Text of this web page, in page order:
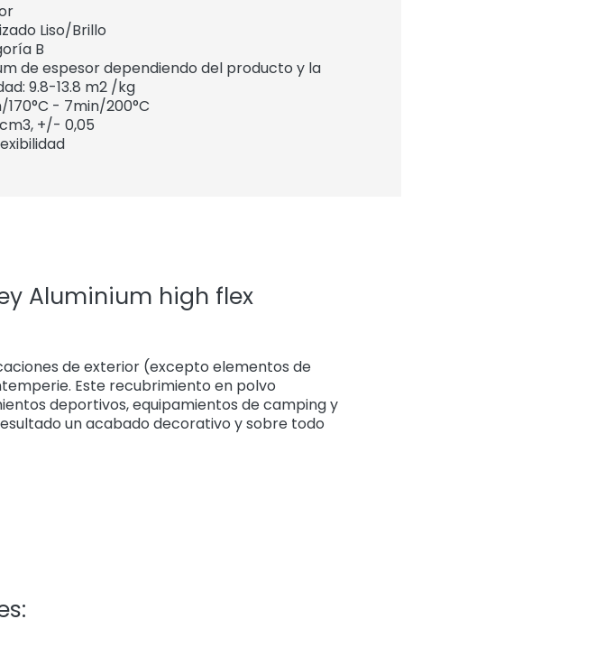
Liso/Brillo
B
de espesor dependiendo del producto y la
9.8-13.8 m2 /kg
170°C - 7min/200°C
+/- 0,05
Aluminium high flex
de exterior (excepto elementos de
Este recubrimiento en polvo
deportivos, equipamientos de camping y
un acabado decorativo y sobre todo